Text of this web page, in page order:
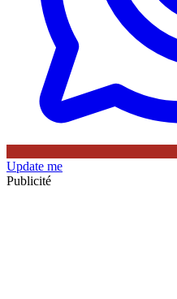
Update me
Publicité